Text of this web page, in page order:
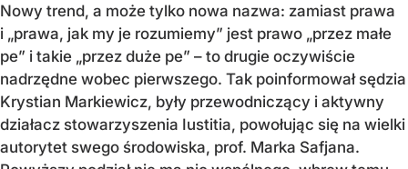
Nowy trend, a może tylko nowa nazwa: zamiast prawa
i „prawa, jak my je rozumiemy” jest prawo „przez małe
pe” i takie „przez duże pe” – to drugie oczywiście
nadrzędne wobec pierwszego. Tak poinformował sędzia
Krystian Markiewicz, były przewodniczący i aktywny
działacz stowarzyszenia Iustitia, powołując się na wielki
autorytet swego środowiska, prof. Marka Safjana.